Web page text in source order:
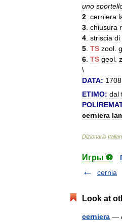
uno
2 cerniera
3 chiusura
4 striscia di
5 TS zool
6 TS geol
\
DATA: 1708
ETIMO: dal
cerniera
Dizionario
Игры ⚽
cernia
Look at
cerniera — /